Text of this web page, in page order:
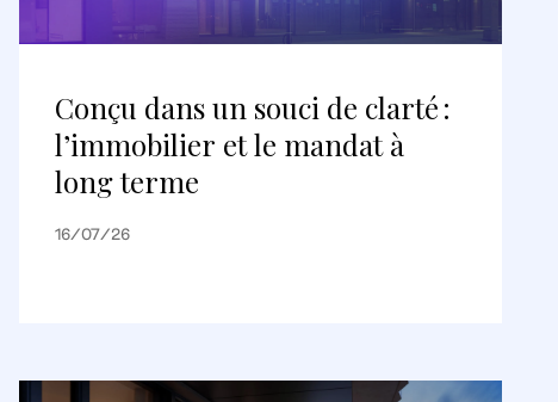
Conçu dans un souci de clarté :
l’immobilier et le mandat à
long terme
16/07/26